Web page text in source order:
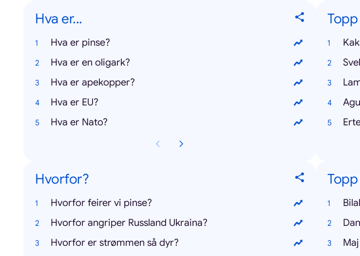
Hva er...
Hva er pinse?
Hva er en oligark?
Hva er apekopper?
Hva er EU?
Hva er Nato?
Hvorfor?
Hvorfor feirer vi pinse?
Hvorfor angriper Russland Ukraina?
Hvorfor er strømmen så dyr?
Bilal